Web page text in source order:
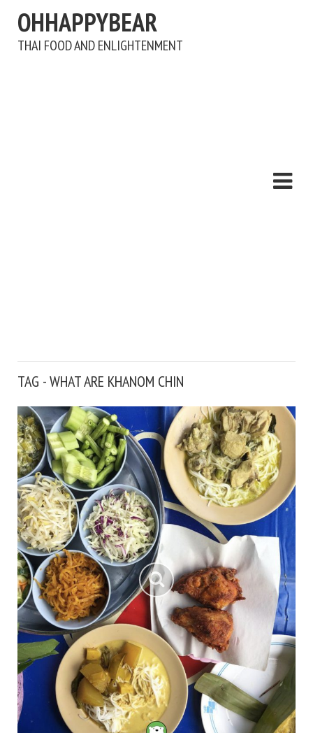
OHHAPPYBEAR
THAI FOOD AND ENLIGHTENMENT
TAG - WHAT ARE KHANOM CHIN